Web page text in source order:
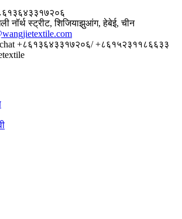
नॉर्थ स्ट्रीट, शिजियाझुआंग, हेबेई, चीन
+८६१३६४३३१७२०६/ +८६१५२३११८६६३३